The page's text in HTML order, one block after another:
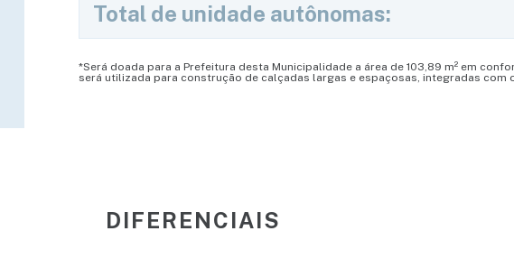
Total de unidade autônomas:
*Será doada para a Prefeitura desta Municipalidade a área de 103,89 m² em
será utilizada para construção de calçadas largas e espaçosas, integradas
DIFERENCIAIS